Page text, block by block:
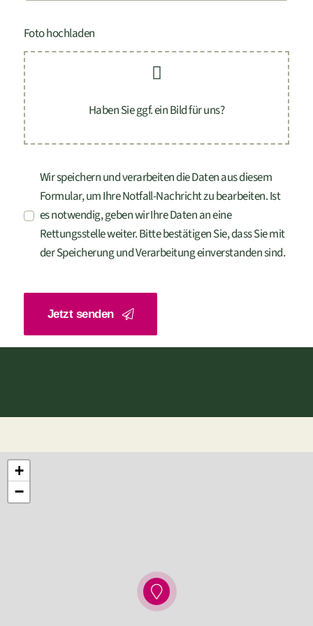
Foto hochladen
Haben Sie ggf. ein Bild für uns?
Wir speichern und verarbeiten die Daten aus diesem
Formular, um Ihre Notfall-Nachricht zu bearbeiten. Ist
es notwendig, geben wir Ihre Daten an eine
Rettungsstelle weiter. Bitte bestätigen Sie, dass Sie mit
der Speicherung und Verarbeitung einverstanden sind.
Jetzt senden
+
−